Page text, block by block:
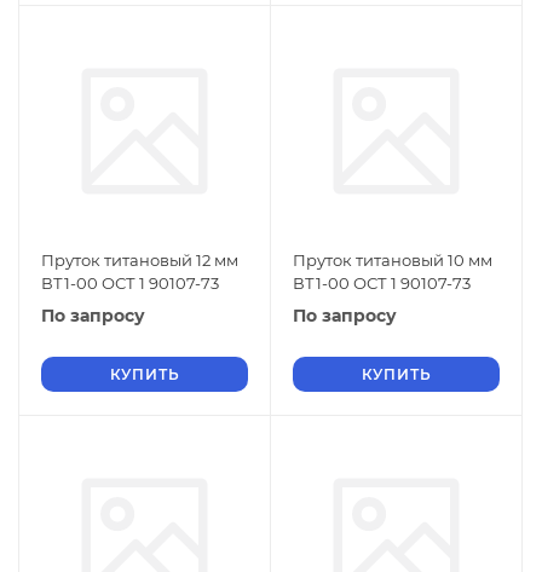
Пруток титановый 12 мм
ВТ1-00 ОСТ 1 90107-73
По запросу
КУПИТЬ
Пруток титановый 10 мм
ВТ1-00 ОСТ 1 90107-73
По запросу
КУПИТЬ